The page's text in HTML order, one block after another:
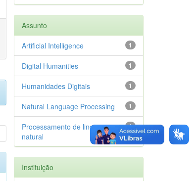
Assunto
1
Artificial Intelligence
1
Digital Humanities
1
Humanidades Digitais
1
Natural Language Processing
1
Processamento de linguagem
natural
Instituição